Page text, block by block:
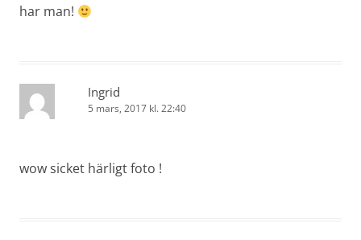
har man!
Ingrid
5 mars, 2017 kl. 22:40
wow sicket härligt foto !